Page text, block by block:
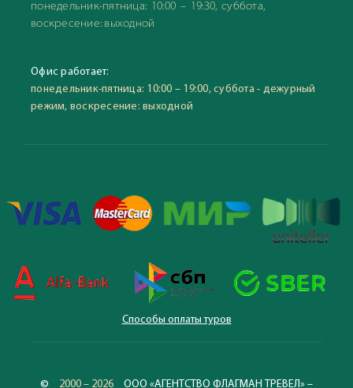
понедельник-пятница: 10:00 – 19:30, суббота,
воскресение: выходной
Офис работает:
понедельник-пятница: 10:00 – 19:00, суббота - дежурный
режим, воскресение: выходной
Способы оплаты туров
© 2000 – 2026 ООО «АГЕНТСТВО ФЛАГМАН ТРЕВЕЛ» –